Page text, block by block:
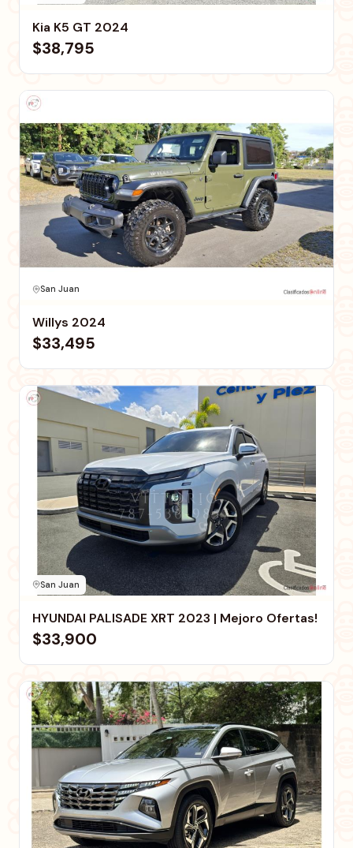
Kia K5 GT 2024
$38,795
San Juan
Willys 2024
$33,495
San Juan
HYUNDAI PALISADE XRT 2023 | Mejoro Ofertas!
$33,900